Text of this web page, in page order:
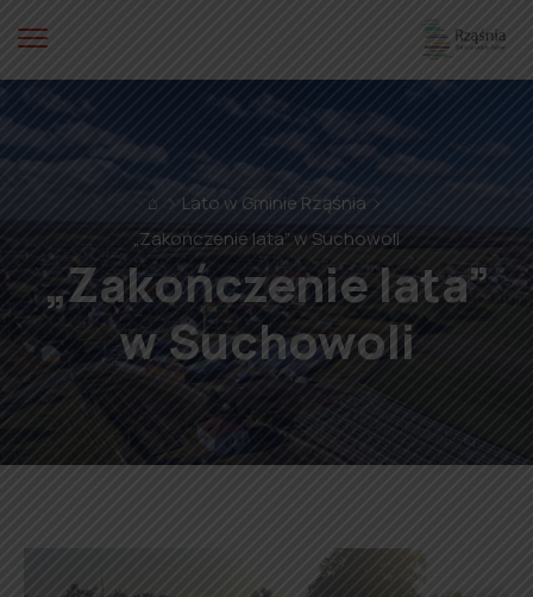
⌂
Lato w Gminie Rząśnia
„Zakończenie lata” w Suchowoli
„Zakończenie lata”
w Suchowoli